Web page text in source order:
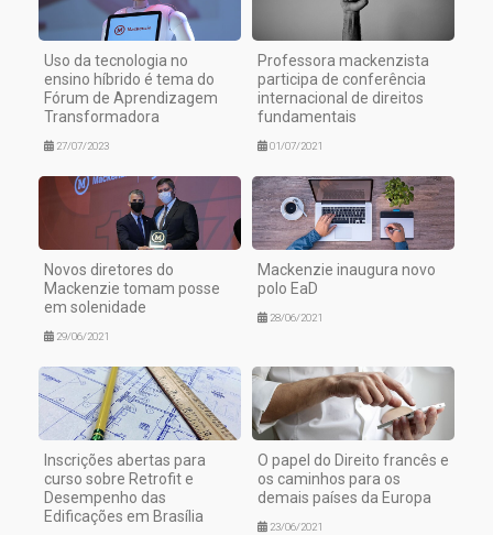
Uso da tecnologia no
ensino híbrido é tema do
Fórum de Aprendizagem
Transformadora
27/07/2023
Professora mackenzista
participa de conferência
internacional de direitos
fundamentais
01/07/2021
Novos diretores do
Mackenzie tomam posse
em solenidade
29/06/2021
Mackenzie inaugura novo
polo EaD
28/06/2021
Inscrições abertas para
curso sobre Retrofit e
Desempenho das
Edificações em Brasília
O papel do Direito francês e
os caminhos para os
demais países da Europa
23/06/2021